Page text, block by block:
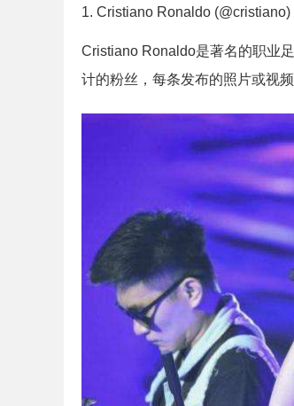
1. Cristiano Ronaldo (@cristiano)
Cristiano Ronaldo是著名的职业
计的粉丝，每条发布的照片或视